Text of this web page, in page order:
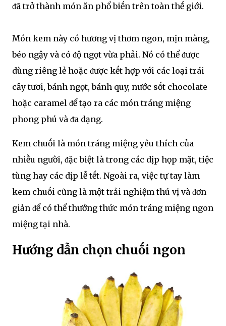
ᵭã trở thành món ăn phổ biḗn trên toàn thḗ giới.
Món kem này có hương vị thơm ngon, mịn màng,
béo ngậy và có ᵭộ ngọt vừa phải. Nó có thể ᵭược
dùng riêng lẻ hoặc ᵭược kḗt hợp với các loại trái
cȃy tươi, bánh ngọt, bánh quy, nước sṓt chocolate
hoặc caramel ᵭể tạo ra các món tráng miệng
phong phú và ᵭa dạng.
Kem chuṓi là món tráng miệng yêu thích của
nhiḕu người, ᵭặc biệt là trong các dịp họp mặt, tiệc
tùng hay các dịp lễ tḗt. Ngoài ra, việc tự tay làm
kem chuṓi cũng là một trải nghiệm thú vị và ᵭơn
giản ᵭể có thể thưởng thức món tráng miệng ngon
miệng tại nhà.
Hướng dẫn chọn chuṓi ngon